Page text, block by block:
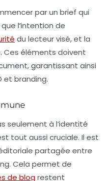
par un brief qui
l’intention de
du lecteur visé, et la
Ces éléments doivent
garantissant ainsi
et branding.
seulement à l’identité
tout aussi cruciale. Il est
partagée entre
Cela permet de
de blogrestent